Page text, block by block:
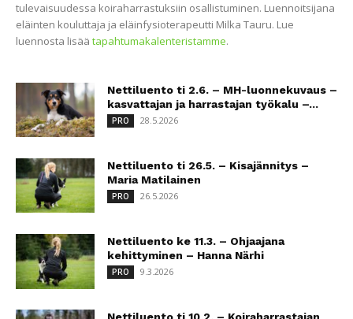
tulevaisuudessa koiraharrastuksiin osallistuminen. Luennoitsijana
eläinten kouluttaja ja eläinfysioterapeutti Milka Tauru. Lue
luennosta lisää tapahtumakalenteristamme.
Nettiluento ti 2.6. – MH-luonnekuvaus –
kasvattajan ja harrastajan työkalu –...
PRO 28.5.2026
Nettiluento ti 26.5. – Kisajännitys –
Maria Matilainen
PRO 26.5.2026
Nettiluento ke 11.3. – Ohjaajana
kehittyminen – Hanna Närhi
PRO 9.3.2026